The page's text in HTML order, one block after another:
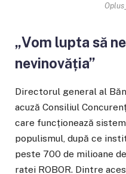
„Vom lupta să
nevinovăția”
Directorul general al
acuză Consiliul
care funcționează
populismul, după ce
peste 700 de milioane
ratei ROBOR. Dintre